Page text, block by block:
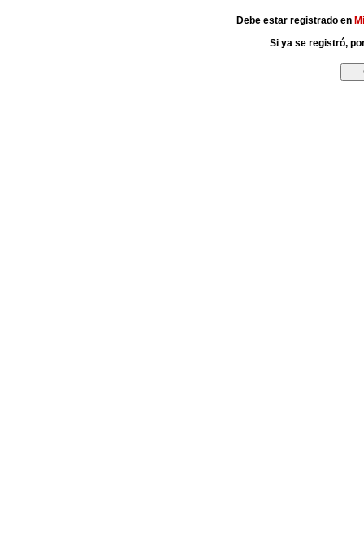
Debe estar registrado en Mi
Si ya se registró,